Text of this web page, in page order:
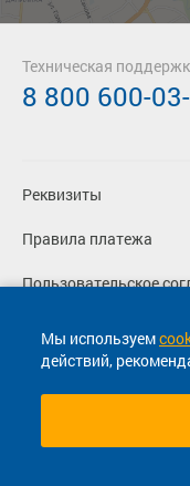
Мы используем
действий,
Реквизиты
Правила платежа
Пользовательское
Политика
Согласие на
Техническая
8 800 600-
© 2013-2026, ООО